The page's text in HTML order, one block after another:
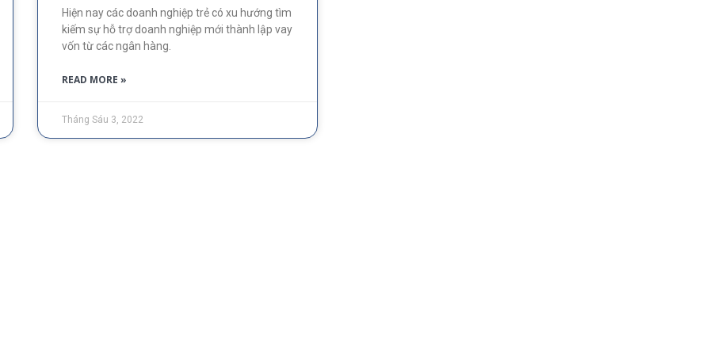
Hiện nay các doanh nghiệp trẻ có xu hướng tìm
kiếm sự hỗ trợ doanh nghiệp mới thành lập vay
vốn từ các ngân hàng.
READ MORE »
Tháng Sáu 3, 2022